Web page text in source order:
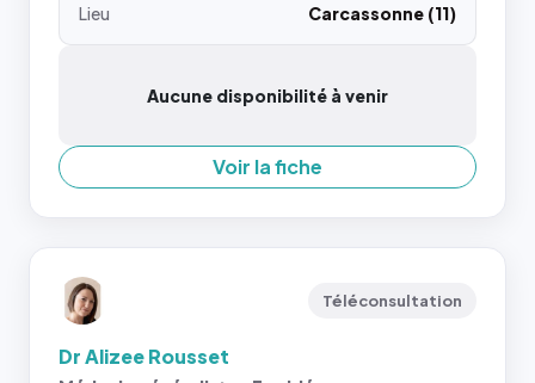
Lieu
Carcassonne (11)
Aucune disponibilité à venir
Voir la fiche
Téléconsultation
Dr Alizee Rousset